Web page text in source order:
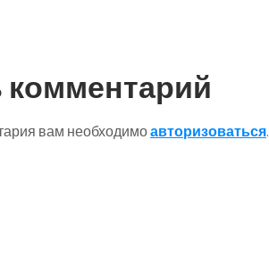
вам необходимоавторизоваться.